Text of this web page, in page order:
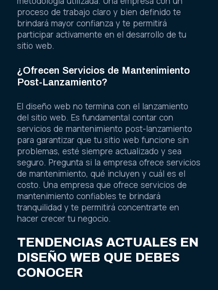
proceso de trabajo claro y bien definido te
brindará mayor confianza y te permitirá
participar activamente en el desarrollo de tu
sitio web.
¿Ofrecen Servicios de Mantenimiento
Post-Lanzamiento?
El diseño web no termina con el lanzamiento
del sitio web. Es fundamental contar con
servicios de mantenimiento post-lanzamiento
para garantizar que tu sitio web funcione sin
problemas, esté siempre actualizado y sea
seguro. Pregunta si la empresa ofrece servicios
de mantenimiento, qué incluyen y cuál es el
costo. Una empresa que ofrece servicios de
mantenimiento confiables te brindará
tranquilidad y te permitirá concentrarte en
hacer crecer tu negocio.
TENDENCIAS ACTUALES EN
DISEÑO WEB QUE DEBES
CONOCER